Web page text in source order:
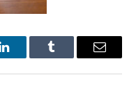
LinkedInTumblr Email